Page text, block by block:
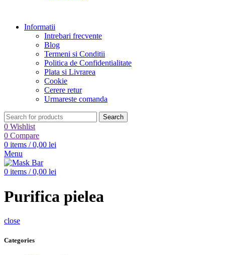
Informatii
Intrebari frecvente
Blog
Termeni si Conditii
Politica de Confidentialitate
Plata si Livrarea
Cookie
Cerere retur
Urmareste comanda
Search
0 Wishlist
0 Compare
0 items / 0,00 lei
Menu
0 items / 0,00 lei
Purifica pielea
close
Categories